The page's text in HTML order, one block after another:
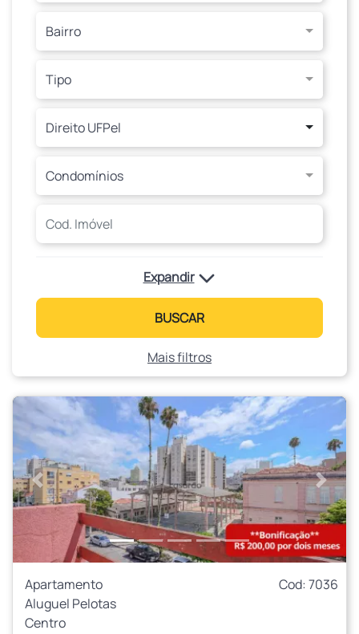
Bairro
Tipo
Direito UFPel
Condomínios
Expandir
BUSCAR
Mais filtros
Anterior
Apartamento
Cod: 7036
Aluguel Pelotas
Centro